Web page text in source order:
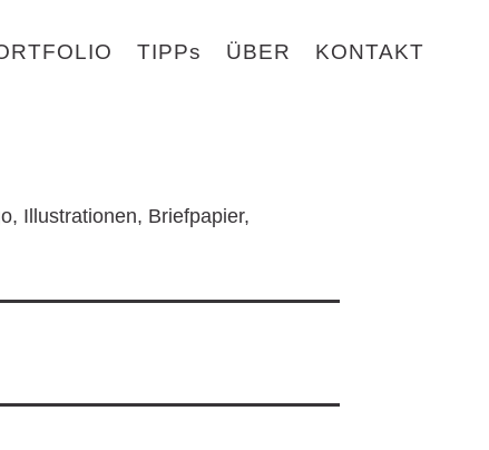
TIPPs ÜBER KONTAKT
Illustrationen, Briefpapier,